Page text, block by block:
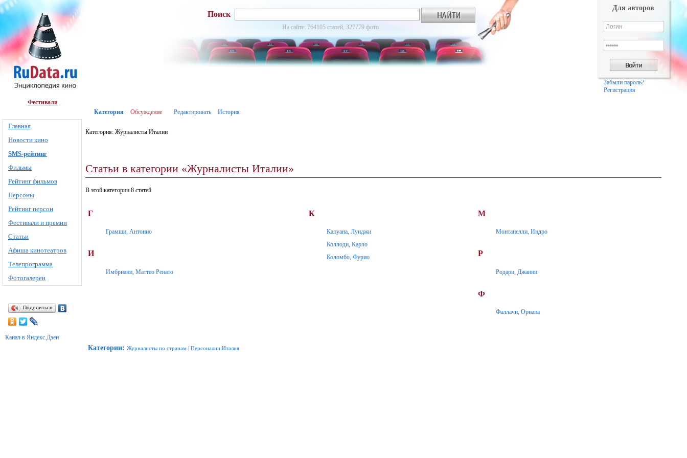
Фестивали
Главная
Новости кино
SMS-рейтинг
Фильмы
Рейтинг фильмов
Персоны
Рейтинг персон
Фестивали и премии
Статьи
Афиша кинотеатров
Телепрограмма
Фотогалереи
Поделиться
Канал в Яндекс.Дзен
Поиск
На сайте: 764105 статей, 327779 фото.
Для авторов
Забыли пароль?
Регистрация
Категория Обсуждение Редактировать История
Категория: Журналисты Италии
Статьи в категории «Журналисты Италии»
В этой категории 8 статей
Г
Грамши, Антонио
И
Имбриани, Маттео Ренато
К
Капуана, Луиджи
Коллоди, Карло
Коломбо, Фурио
М
Монтанелли, Индро
Р
Родари, Джанни
Ф
Фаллачи, Ориана
Категории: Журналисты по странам | Персоналии:Италия